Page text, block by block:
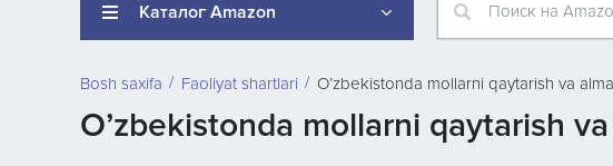
Каталог Amazon Поиск на
Bosh saxifa Faoliyat shartlari O’zbekistonda mollarni qaytarish va
O’zbekistonda mollarni qaytarish